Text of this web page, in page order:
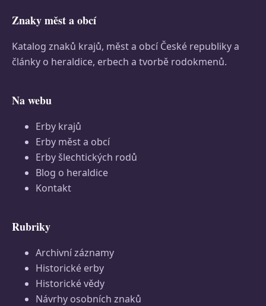
Znaky měst a obcí
Katalog znaků krajů, měst a obcí České republiky a
články o heraldice, erbech a tvorbě rodokmenů.
Na webu
Erby krajů
Erby měst a obcí
Erby šlechtických rodů
Blog o heraldice
Kontakt
Rubriky
Archivní záznamy
Historické erby
Historické vědy
Návrhy osobních znaků